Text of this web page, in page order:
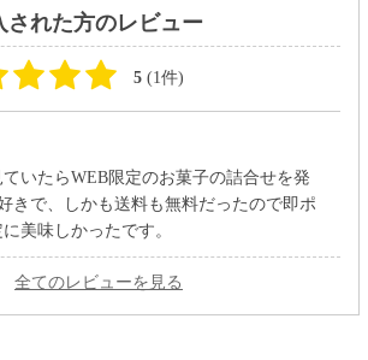
された方のレビュー
5(1件)
いたらWEB限定のお菓子の詰合せを発
きで、しかも送料も無料だったので即ポ
美味しかったです。
全てのレビューを見る